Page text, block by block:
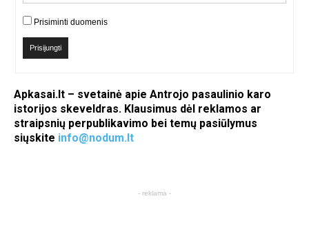
Prisiminti duomenis
Prisijungti
Apkasai.lt – svetainė apie Antrojo pasaulinio karo
istorijos skeveldras. Klausimus dėl reklamos ar
straipsnių perpublikavimo bei temų pasiūlymus
siųskite info@nodum.lt
- reklama -